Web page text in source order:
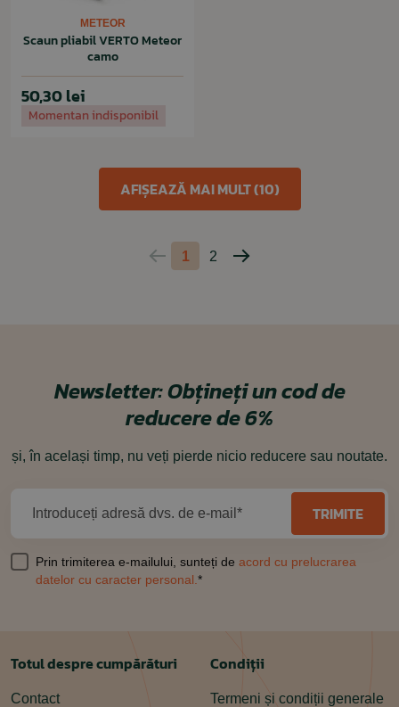
METEOR
Scaun pliabil VERTO Meteor
camo
50,30 lei
Momentan indisponibil
Pagina
1 2
Pagina
AFIȘEAZĂ MAI MULT (10)
Newsletter:Obțineți un cod de
reducere de 6%
și, în același timp, nu veți pierde nicio reducere sau noutate.
Introduceți adresă dvs. de e-mail* TRIMITE
Prin trimiterea e-mailului, sunteți de acord cu prelucrarea
datelor cu caracter personal. *
Totul despre cumpărături
Contact
Condiții
Termeni și condiții generale